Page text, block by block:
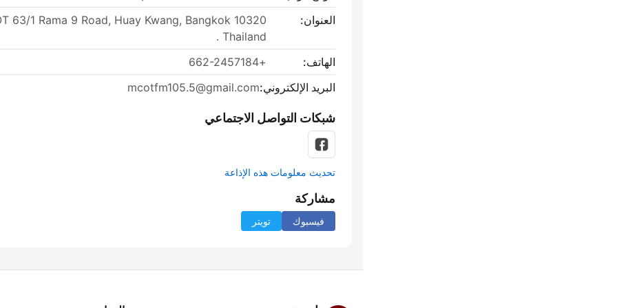
العنوان:
63/1 Rama 9 Road, Huay Kwang, Bangkok 10320
. Thailand
الهاتف:
+662-2457184
البريد الإلكتروني:mcotfm105.5@gmail.com
شبكات التواصل الاجتماعي
تحديث معلومات هذه الإذاعة
مشاركة
فيسبوك تويتر